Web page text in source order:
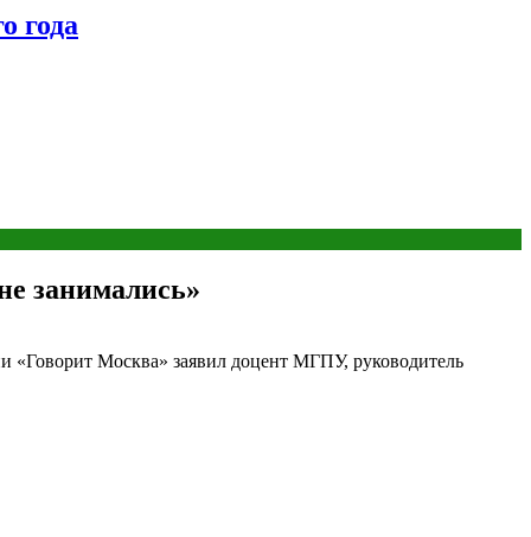
года
занимались»
«Говорит Москва» заявил доцент МГПУ, руководитель